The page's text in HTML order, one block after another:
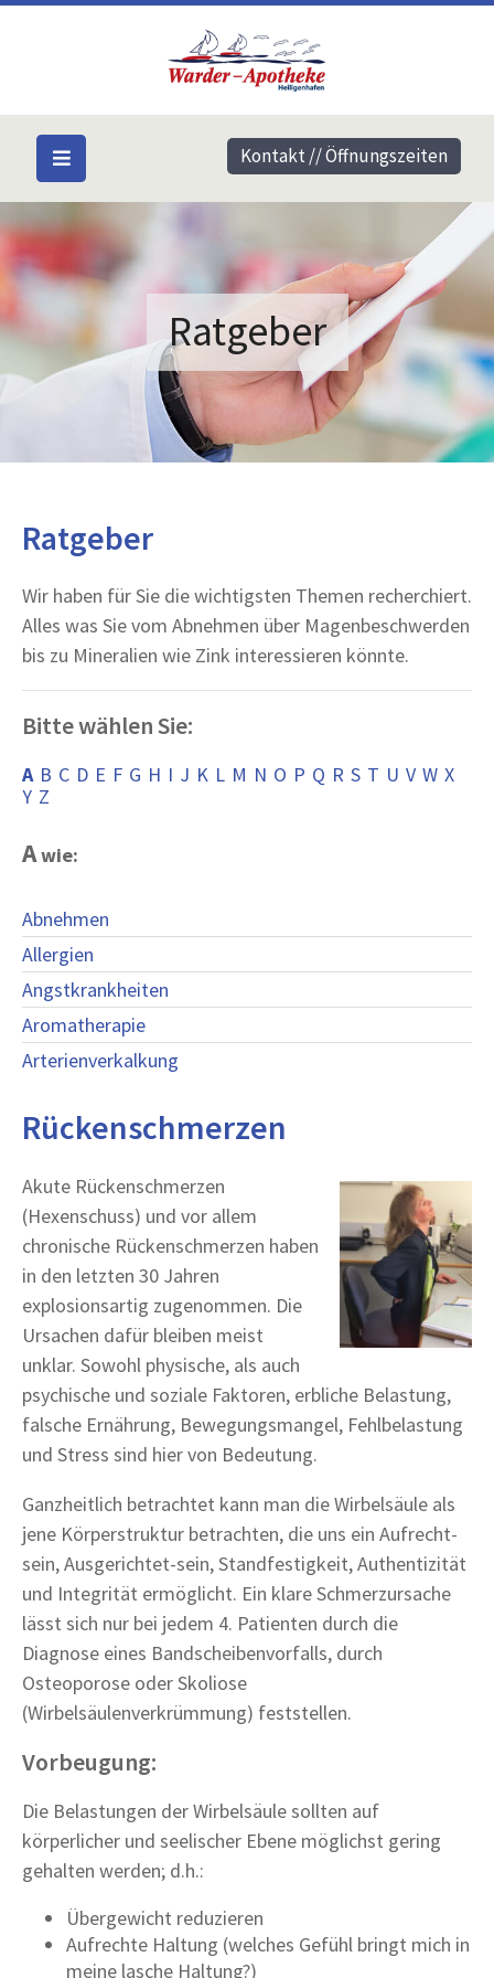
Ratgeber
Ratgeber
Wir haben für Sie die wichtigsten Themen recherchiert.
Alles was Sie vom Abnehmen über Magenbeschwerden
bis zu Mineralien wie Zink interessieren könnte.
Bitte wählen Sie:
A B C D E F G H I J K L M N O P Q R S T U V W X
Y Z
Awie:
Abnehmen
Allergien
Angstkrankheiten
Aromatherapie
Arterienverkalkung
Rückenschmerzen
Akute Rückenschmerzen
(Hexenschuss) und vor allem
chronische Rückenschmerzen haben
in den letzten 30 Jahren
explosionsartig zugenommen. Die
Ursachen dafür bleiben meist
unklar. Sowohl physische, als auch
psychische und soziale Faktoren, erbliche Belastung,
falsche Ernährung, Bewegungsmangel, Fehlbelastung
und Stress sind hier von Bedeutung.
Ganzheitlich betrachtet kann man die Wirbelsäule als
jene Körperstruktur betrachten, die uns ein Aufrecht-
sein, Ausgerichtet-sein, Standfestigkeit, Authentizität
und Integrität ermöglicht. Ein klare Schmerzursache
lässt sich nur bei jedem 4. Patienten durch die
Diagnose eines Bandscheibenvorfalls, durch
Osteoporose oder Skoliose
(Wirbelsäulenverkrümmung) feststellen.
Vorbeugung:
Die Belastungen der Wirbelsäule sollten auf
körperlicher und seelischer Ebene möglichst gering
gehalten werden; d.h.:
Übergewicht reduzieren
Aufrechte Haltung (welches Gefühl bringt mich in
meine lasche Haltung?)
Kontakt // Öffnungszeiten